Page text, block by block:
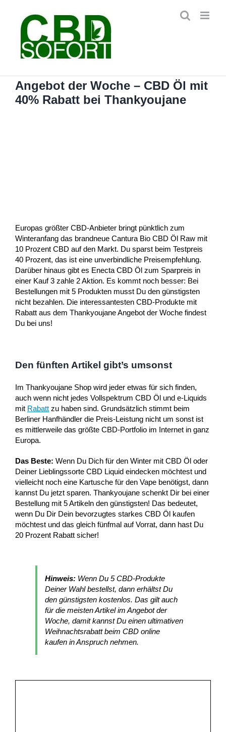
springen
Angebot der Woche – CBD Öl mit
40% Rabatt bei Thankyoujane
Europas größter CBD-Anbieter bringt pünktlich zum
Winteranfang das brandneue Cantura Bio CBD Öl Raw mit
10 Prozent CBD auf den Markt. Du sparst beim Testpreis
40 Prozent, das ist eine unverbindliche Preisempfehlung.
Darüber hinaus gibt es Enecta CBD Öl zum Sparpreis in
einer Kauf 3 zahle 2 Aktion. Es kommt noch besser: Bei
Bestellungen mit 5 Produkten musst Du den günstigsten
nicht bezahlen. Die interessantesten CBD-Produkte mit
Rabatt aus dem Thankyoujane Angebot der Woche findest
Du bei uns!
Den fünften Artikel gibt’s umsonst
Im Thankyoujane Shop wird jeder etwas für sich finden,
auch wenn nicht jedes Vollspektrum CBD Öl und e-Liquids
mit Rabattzu haben sind. Grundsätzlich stimmt beim
Berliner Hanfhändler die Preis-Leistung nicht um sonst ist
es mittlerweile das größte CBD-Portfolio im Internet in ganz
Europa.
Das Beste: Wenn Du Dich für den Winter mit CBD Öl oder
Deiner Lieblingssorte CBD Liquid eindecken möchtest und
vielleicht noch eine Kartusche für den Vape benötigst, dann
kannst Du jetzt sparen. Thankyoujane schenkt Dir bei einer
Bestellung mit 5 Artikeln den günstigsten! Das bedeutet,
wenn Du Dir Dein bevorzugtes starkes CBD Öl kaufen
möchtest und das gleich fünfmal auf Vorrat, dann hast Du
20 Prozent Rabatt sicher!
Hinweis:Wenn Du 5 CBD-Produkte
Deiner Wahl bestellst, dann erhältst Du
den günstigsten kostenlos. Das gilt auch
für die meisten Artikel im Angebot der
Woche, damit kannst Du einen ultimativen
Weihnachtsrabatt beim CBD online
kaufen in Anspruch nehmen.